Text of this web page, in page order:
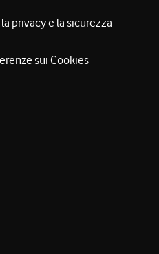
privacy e la sicurezza
sui Cookies